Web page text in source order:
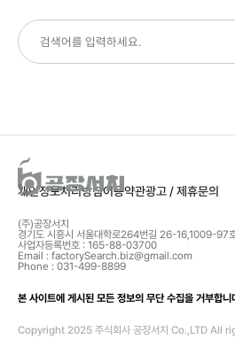
개인정보처리방침이용약관광고 / 제휴문의
(주)공장서치
경기도 시흥시 서울대학로264번길 26-16,1009-97
사업자등록번호 : 165-88-03700
Email : factorySearch.biz@gmail.com
Phone : 031-499-8899
본 사이트에 게시된 모든 정보의 무단 수집을 거부합니
Copyright 2025 주식회사 공장서치 Co.,LTD All